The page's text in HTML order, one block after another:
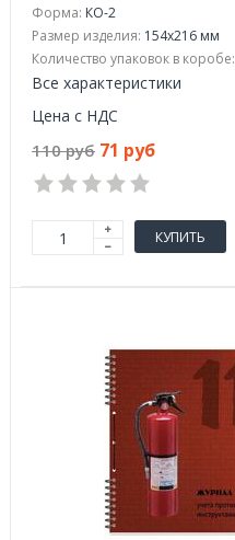
Форма: КО-2
Размер изделия: 154x216 мм
Количество упаковок в коробе:
Все характеристики
Цена с НДС
110 руб 71 руб
КУПИТЬ